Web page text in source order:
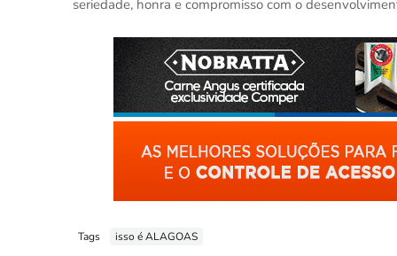
seriedade, honra e compromisso com o
Tags isso é ALAGOAS